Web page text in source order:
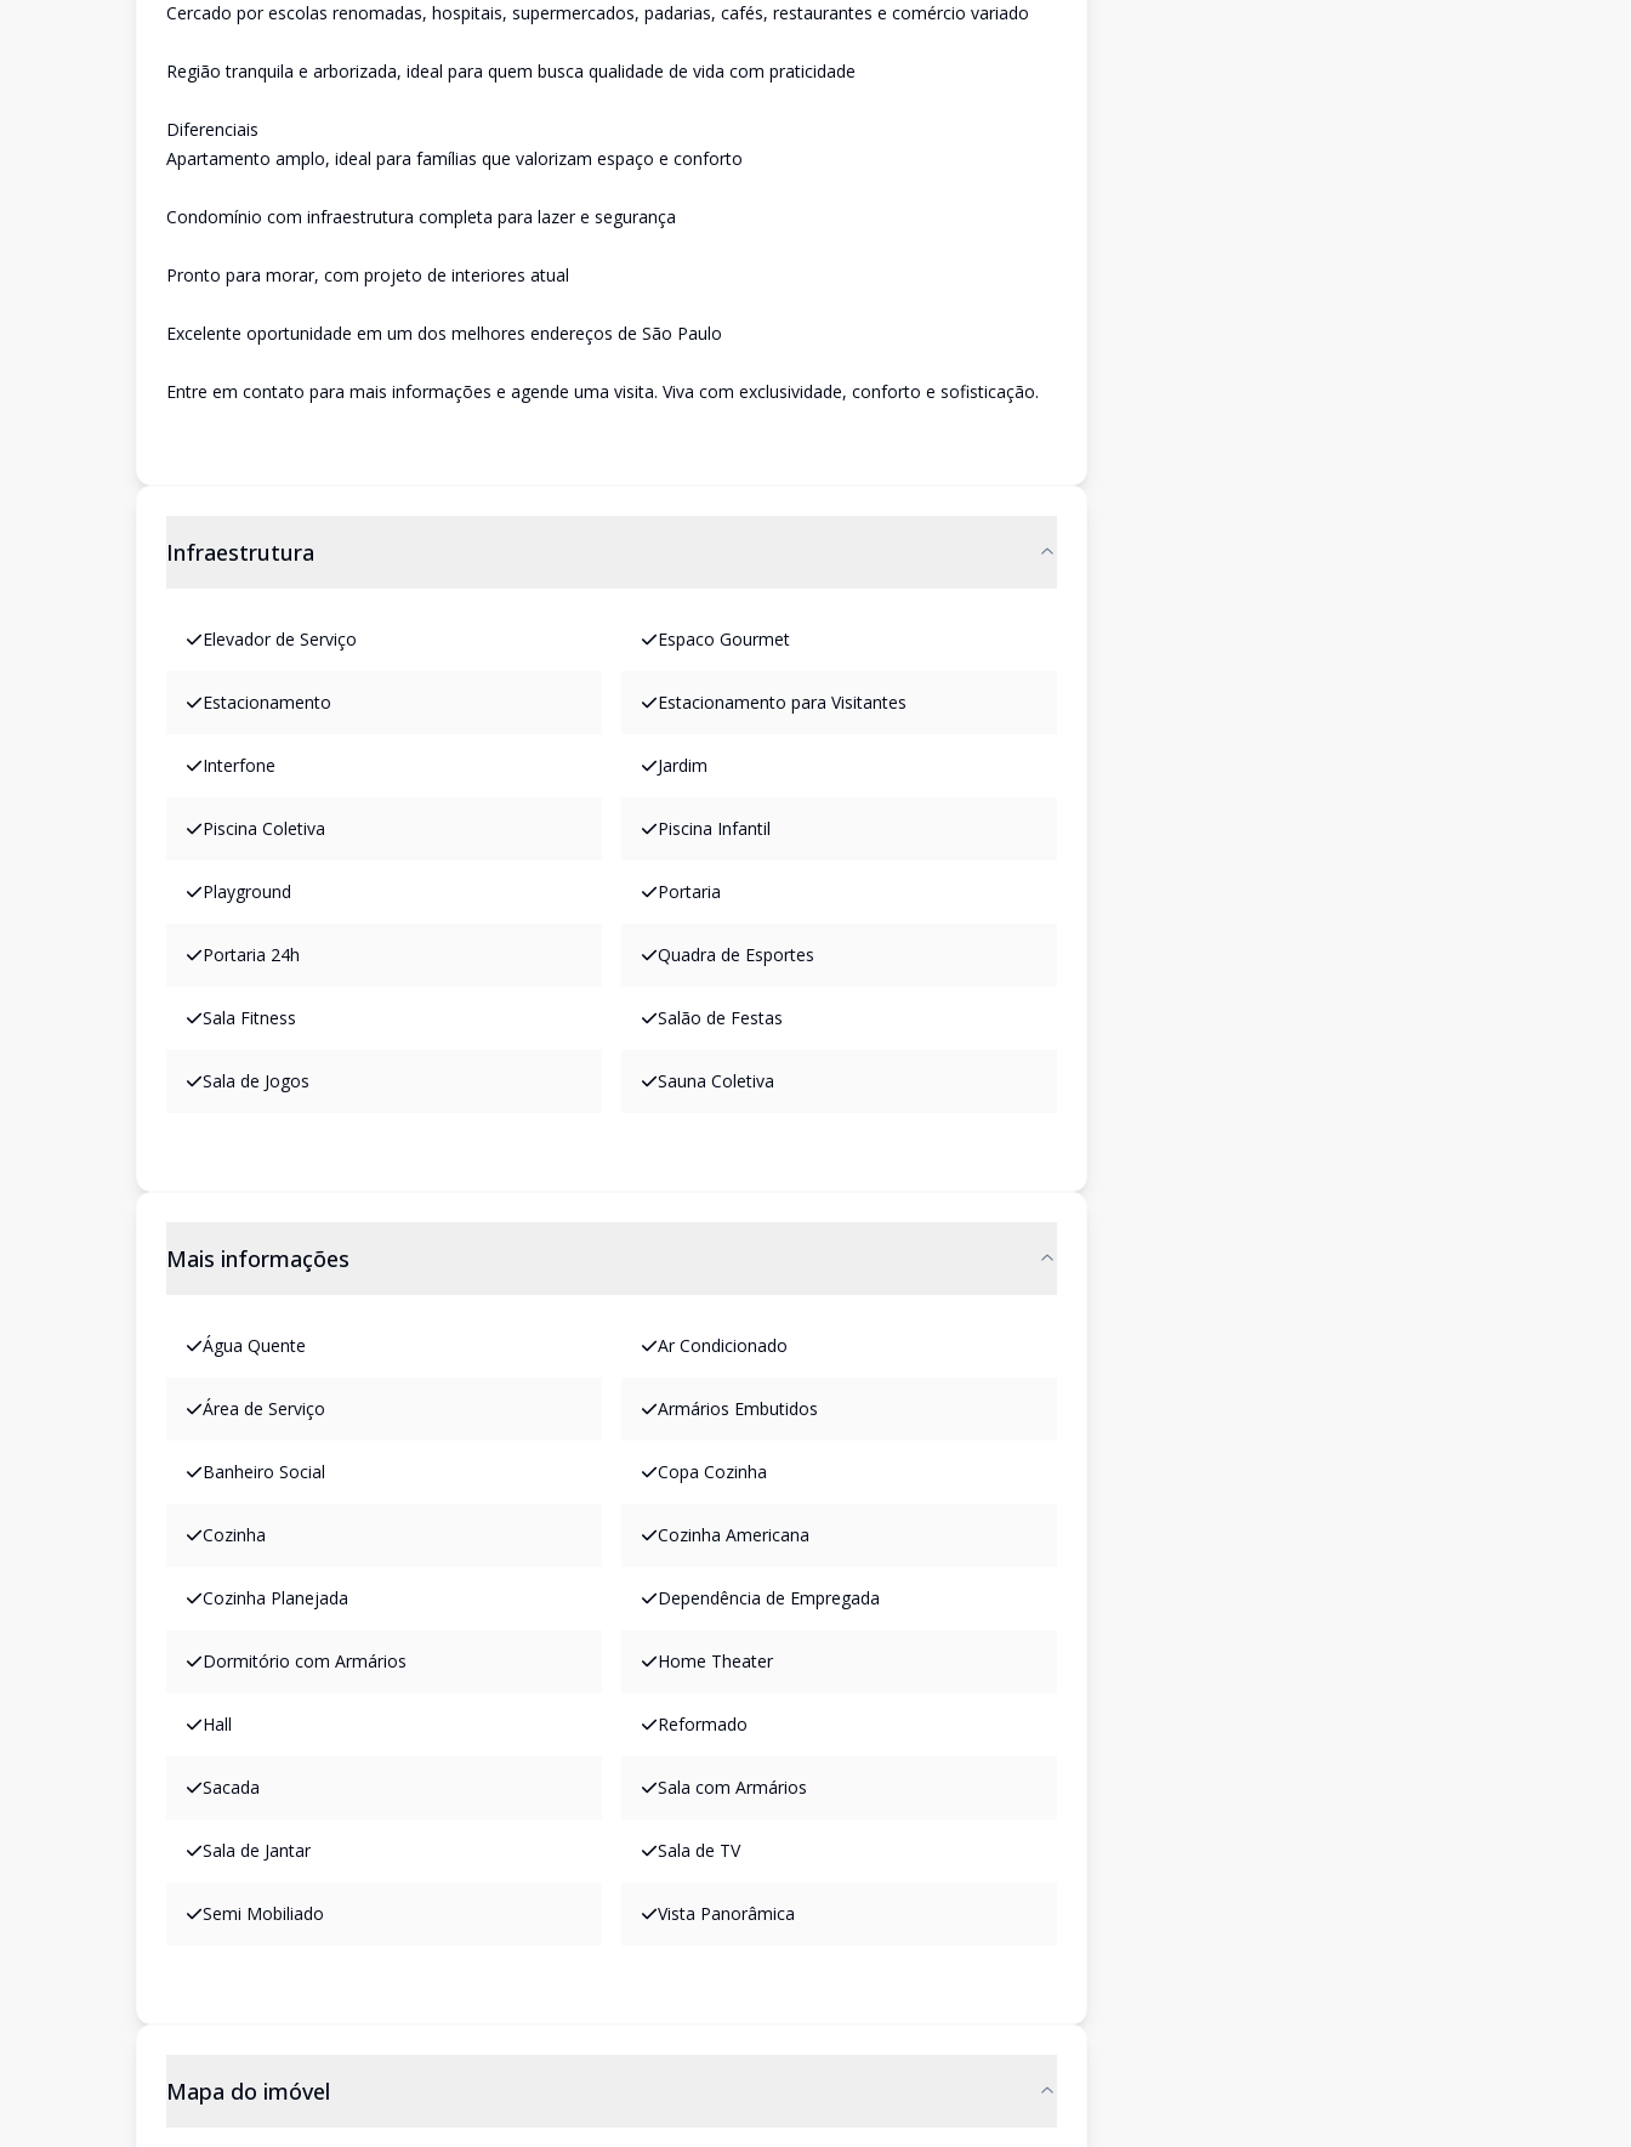
Cercado por escolas renomadas, hospitais, supermercados, padarias, cafés, restaurantes e comércio variado
Região tranquila e arborizada, ideal para quem busca qualidade de vida com praticidade
Diferenciais
Apartamento amplo, ideal para famílias que valorizam espaço e conforto
Condomínio com infraestrutura completa para lazer e segurança
Pronto para morar, com projeto de interiores atual
Excelente oportunidade em um dos melhores endereços de São Paulo
Entre em contato para mais informações e agende uma visita. Viva com exclusividade, conforto e sofisticação.
Infraestrutura
Elevador de Serviço Espaco Gourmet
Estacionamento Estacionamento para Visitantes
Interfone Jardim
Piscina Coletiva Piscina Infantil
Playground Portaria
Portaria 24h Quadra de Esportes
Sala Fitness Salão de Festas
Sala de Jogos Sauna Coletiva
Mais informações
Água Quente Ar Condicionado
Área de Serviço Armários Embutidos
Banheiro Social Copa Cozinha
Cozinha Cozinha Americana
Cozinha Planejada Dependência de Empregada
Dormitório com Armários Home Theater
Hall Reformado
Sacada Sala com Armários
Sala de Jantar Sala de TV
Semi Mobiliado Vista Panorâmica
Mapa do imóvel